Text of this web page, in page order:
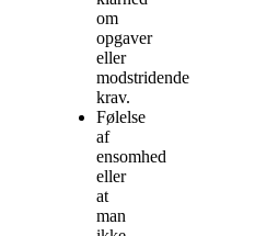
om
opgaver
eller
modstridende
krav.
Følelse
af
ensomhed
eller
at
man